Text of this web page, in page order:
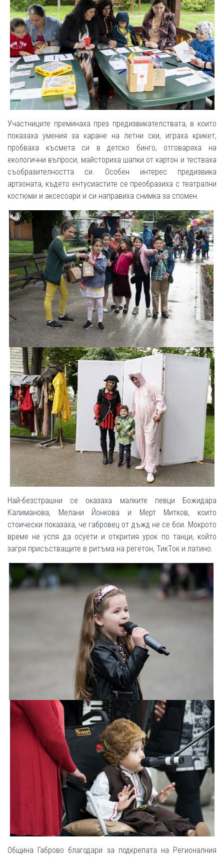
Участниците преминаха през предизвикателствата, в които
показаха умения за каране на летни ски, играха крикет,
пробваха късмета си в детско бинго, отговаряха на
екологични въпроси, майсториха шапки от картон и тестваха
съобразителността си. Особен интерес предизвика
артзоната, където ентусиастите се преобразиха с театрални
костюми и аксесоари и си направиха снимка за спомен.
Най-безстрашни се оказаха малките певци Божидара
Калиманова, Мелани Йонкова и Мерт Митков, които
стоически показаха, че габровец от дъжд не се бои. Мокрото
време не успя да осуети и открития урок по танци, който
загря присъстващите в ритъма на регетон, ТикТок и латино.
Община Габрово благодари за подкрепата на Регионалния